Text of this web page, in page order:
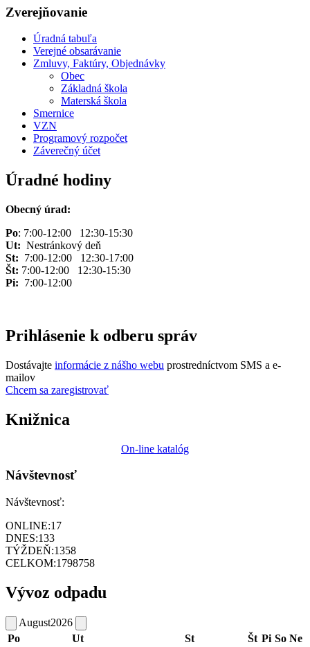
Zverejňovanie
Úradná tabuľa
Verejné obsarávanie
Zmluvy, Faktúry, Objednávky
Obec
Základná škola
Materská škola
Smernice
VZN
Programový rozpočet
Záverečný účet
Úradné hodiny
Obecný úrad:
Po: 7:00-12:00 12:30-15:30
Ut: Nestránkový deň
St: 7:00-12:00 12:30-17:00
Št: 7:00-12:00 12:30-15:30
Pi: 7:00-12:00
Prihlásenie k odberu správ
Dostávajte informácie z nášho webu prostredníctvom SMS a e-
mailov
Chcem sa zaregistrovať
Knižnica
On-line katalóg
Návštevnosť
Návštevnosť:
ONLINE:17
DNES:133
TÝŽDEŇ:1358
CELKOM:1798758
Vývoz odpadu
August2026
Po
Ut St Št Pi So Ne